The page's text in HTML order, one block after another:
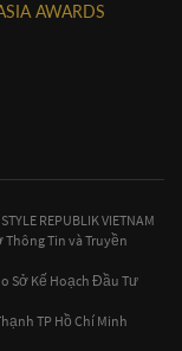
AWARDS
REPUBLIK VIETNAM
Thông Tin và Truyền
Sở Kế Hoạch Đầu Tư
TP Hồ Chí Minh